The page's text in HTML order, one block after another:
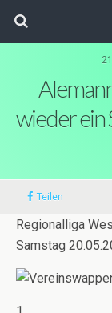
wieder ein
Teilen
Regionalliga
Samstag